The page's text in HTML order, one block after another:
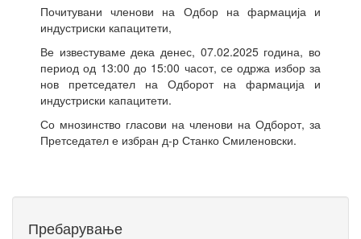
Почитувани членови на Одбор на фармација и
индустриски капацитети,
Ве известуваме дека денес, 07.02.2025 година, во
период од 13:00 до 15:00 часот, се одржа избор за
нов претседател на Одборот на фармација и
индустриски капацитети.
Со мнозинство гласови на членови на Одборот, за
Претседател е избран д-р Станко Смиленовски.
Пребарување